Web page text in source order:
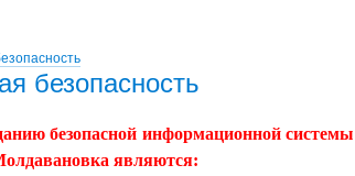
безопасность
безопасной информационной
являются: